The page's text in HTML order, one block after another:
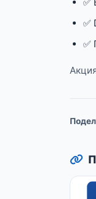
✅
✅